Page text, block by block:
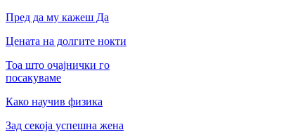
Пред да му кажеш Да
Цената на долгите нокти
Тоа што очајнички го
посакуваме
Како научив физика
Зад секоја успешна жена